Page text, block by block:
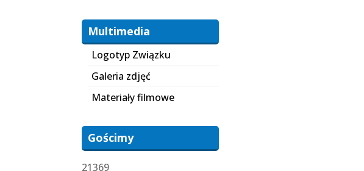
Multimedia
Logotyp Związku
Galeria zdjęć
Materiały filmowe
Gościmy
21369